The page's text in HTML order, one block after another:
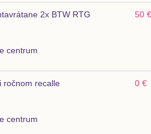
vrátane 2x BTW RTG
centrum
50 €
ročnom recalle
centrum
0 €